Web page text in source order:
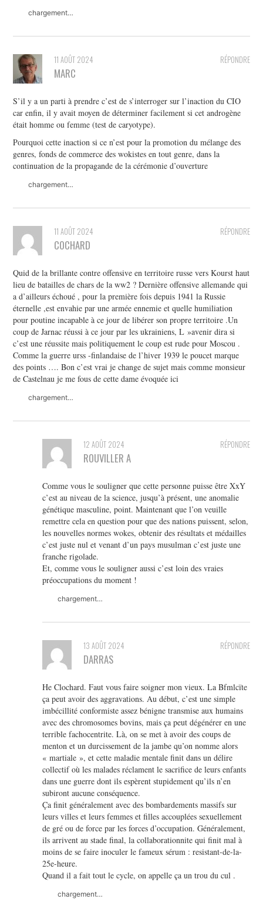
chargement…
RÉPONDRE
11 AOÛT 2024
MARC
S’il y a un parti à prendre c’est de s’interroger sur l’inaction du CIO
car enfin, il y avait moyen de déterminer facilement si cet androgène
était homme ou femme (test de caryotype).
Pourquoi cette inaction si ce n’est pour la promotion du mélange des
genres, fonds de commerce des wokistes en tout genre, dans la
continuation de la propagande de la cérémonie d’ouverture
chargement…
RÉPONDRE
11 AOÛT 2024
COCHARD
Quid de la brillante contre offensive en territoire russe vers Kourst haut
lieu de batailles de chars de la ww2 ? Dernière offensive allemande qui
a d’ailleurs échoué , pour la première fois depuis 1941 la Russie
éternelle ,est envahie par une armée ennemie et quelle humiliation
pour poutine incapable à ce jour de libérer son propre territoire .Un
coup de Jarnac réussi à ce jour par les ukrainiens, L »avenir dira si
c’est une réussite mais politiquement le coup est rude pour Moscou .
Comme la guerre urss -finlandaise de l’hiver 1939 le poucet marque
des points …. Bon c’est vrai je change de sujet mais comme monsieur
de Castelnau je me fous de cette dame évoquée ici
chargement…
RÉPONDRE
12 AOÛT 2024
ROUVILLER A
Comme vous le souligner que cette personne puisse être XxY
c’est au niveau de la science, jusqu’à présent, une anomalie
génétique masculine, point. Maintenant que l’on veuille
remettre cela en question pour que des nations puissent, selon,
les nouvelles normes wokes, obtenir des résultats et médailles
c’est juste nul et venant d’un pays musulman c’est juste une
franche rigolade.
Et, comme vous le souligner aussi c’est loin des vraies
préoccupations du moment !
chargement…
RÉPONDRE
13 AOÛT 2024
DARRAS
He Clochard. Faut vous faire soigner mon vieux. La Bfmlcïte
ça peut avoir des aggravations. Au début, c’est une simple
imbécillité conformiste assez bénigne transmise aux humains
avec des chromosomes bovins, mais ça peut dégénérer en une
terrible fachocentrite. Là, on se met à avoir des coups de
menton et un durcissement de la jambe qu’on nomme alors
« martiale », et cette maladie mentale finit dans un délire
collectif où les malades réclament le sacrifice de leurs enfants
dans une guerre dont ils espèrent stupidement qu’ils n’en
subiront aucune conséquence.
Ça finit généralement avec des bombardements massifs sur
leurs villes et leurs femmes et filles accouplées sexuellement
de gré ou de force par les forces d’occupation. Généralement,
ils arrivent au stade final, la collaborationnite qui finit mal à
moins de se faire inoculer le fameux sérum : resistant-de-la-
25e-heure.
Quand il a fait tout le cycle, on appelle ça un trou du cul .
chargement…